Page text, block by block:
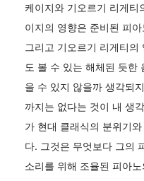
케이지와 기오르기 리게티
이지의 영향은 준비된 피
그리고 기오르기 리게티의
도 볼 수 있는 해체된 듯한
을 수 있지 않을까 생각되
까지는 없다는 것이 내 생
가 현대 클래식의 분위기
다. 그것은 무엇보다 그의
소리를 위해 조율된 피아